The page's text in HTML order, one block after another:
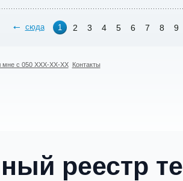
сюда 1 2 3 4 5 6 7 8 9
мне с 050 XXX-XX-XX Контакты
реестр